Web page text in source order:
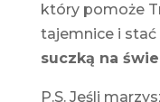
który pomoże
tajemnice i stać
suczką na
P.S. Jeśli